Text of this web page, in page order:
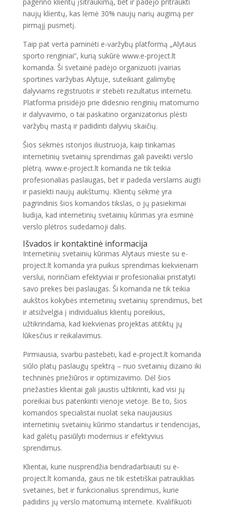
naujų klientų, kas lėmė 30% naujų narių augimą per
pirmąjį pusmetį.
Taip pat verta paminėti e-varžybų platformą „Alytaus
sporto renginiai“, kurią sukūrė www.e-project.lt
komanda. Ši svetainė padėjo organizuoti įvairias
sportines varžybas Alytuje, suteikiant galimybę
dalyviams registruotis ir stebėti rezultatus internetu.
Platforma prisidėjo prie didesnio renginių matomumo
ir dalyvavimo, o tai paskatino organizatorius plėsti
varžybų mastą ir padidinti dalyvių skaičių.
Šios sėkmės istorijos iliustruoja, kaip tinkamas
internetinių svetainių sprendimas gali paveikti verslo
plėtrą. www.e-project.lt komanda ne tik teikia
profesionalias paslaugas, bet ir padeda verslams augti
ir pasiekti naujų aukštumų. Klientų sėkmė yra
pagrindinis šios komandos tikslas, o jų pasiekimai
liudija, kad internetinių svetainių kūrimas yra esminė
verslo plėtros sudedamoji dalis.
Išvados ir kontaktinė informacija
Internetinių svetainių kūrimas Alytaus mieste su e-
project.lt komanda yra puikus sprendimas kiekvienam
verslui, norinčiam efektyviai ir profesionaliai pristatyti
savo prekes bei paslaugas. Ši komanda ne tik teikia
aukštos kokybės internetinių svetainių sprendimus, bet
ir atsižvelgia į individualius klientų poreikius,
užtikrindama, kad kiekvienas projektas atitiktų jų
lūkesčius ir reikalavimus.
Pirmiausia, svarbu pastebėti, kad e-project.lt komanda
siūlo platų paslaugų spektrą – nuo svetainių dizaino iki
techninės priežiūros ir optimizavimo. Dėl šios
priežasties klientai gali jaustis užtikrinti, kad visi jų
poreikiai bus patenkinti vienoje vietoje. Be to, šios
komandos specialistai nuolat seka naujausius
internetinių svetainių kūrimo standartus ir tendencijas,
kad galėtų pasiūlyti modernius ir efektyvius
sprendimus.
Klientai, kurie nusprendžia bendradarbiauti su e-
project.lt komanda, gaus ne tik estetiškai patrauklias
svetaines, bet ir funkcionalius sprendimus, kurie
padidins jų verslo matomumą internete. Kvalifikuoti